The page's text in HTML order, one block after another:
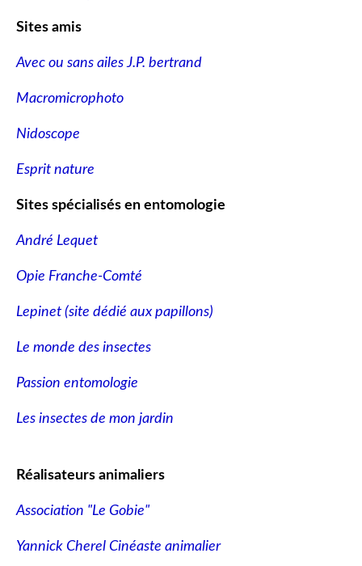
Sites amis
Avec ou sans ailes J.P. bertrand
Macromicrophoto
Nidoscope
Esprit nature
Sites spécialisés en entomologie
André Lequet
Opie Franche-Comté
Lepinet (site dédié aux papillons)
Le monde des insectes
Passion entomologie
Les insectes de mon jardin
Réalisateurs animaliers
Association "Le Gobie"
Yannick Cherel Cinéaste animalier